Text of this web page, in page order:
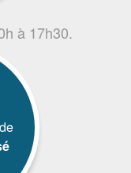
à 17h30.